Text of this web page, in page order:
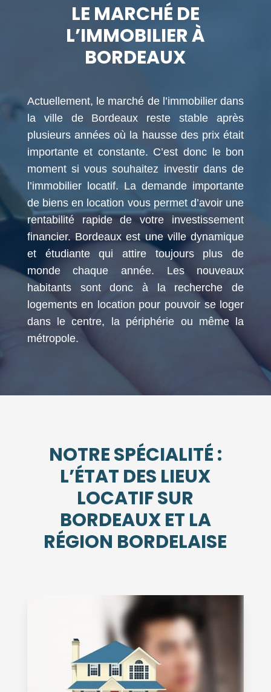
LE MARCHÉ DE
L’IMMOBILIER À
BORDEAUX
Actuellement, le marché de l’immobilier dans
la ville de Bordeaux reste stable après
plusieurs années où la hausse des prix était
importante et constante. C’est donc le bon
moment si vous souhaitez investir dans de
l’immobilier locatif. La demande importante
de biens en location vous permet d’avoir une
rentabilité rapide de votre investissement
financier. Bordeaux est une ville dynamique
et étudiante qui attire toujours plus de
monde chaque année. Les nouveaux
habitants sont donc à la recherche de
logements en location pour pouvoir se loger
dans le centre, la périphérie ou même la
métropole.
NOTRE SPÉCIALITÉ :
L’ÉTAT DES LIEUX
LOCATIF SUR
BORDEAUX ET LA
RÉGION BORDELAISE